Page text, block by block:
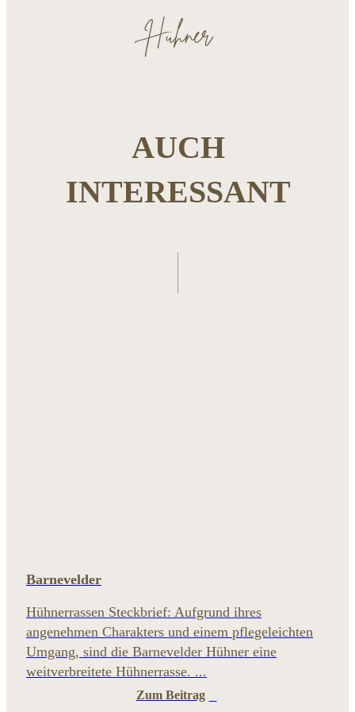
Hühner
AUCH
INTERESSANT
Barnevelder
Hühnerrassen Steckbrief: Aufgrund ihres
angenehmen Charakters und einem pflegeleichten
Umgang, sind die Barnevelder Hühner eine
weitverbreitete Hühnerrasse. ...
Zum Beitrag